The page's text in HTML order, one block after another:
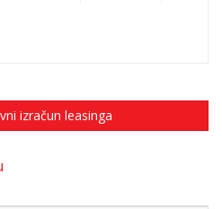
izračun leasinga